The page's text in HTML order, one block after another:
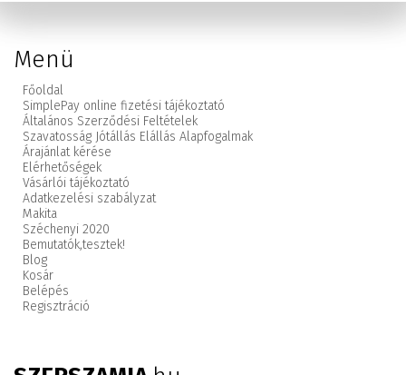
Menü
Főoldal
SimplePay online fizetési tájékoztató
Általános Szerződési Feltételek
Szavatosság Jótállás Elállás Alapfogalmak
Árajánlat kérése
Elérhetőségek
Vásárlói tájékoztató
Adatkezelési szabályzat
Makita
Széchenyi 2020
Bemutatók,tesztek!
Blog
Kosár
Belépés
Regisztráció